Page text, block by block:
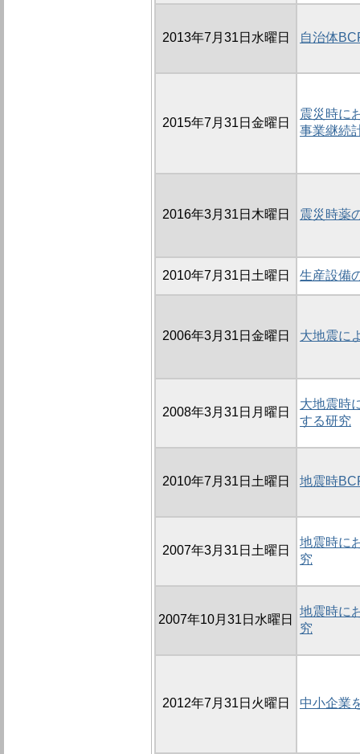
2013年7月31日水曜日 自治体
2015年7月31日金曜日
震災時に
事業継続
2016年3月31日木曜日 震災時薬
2010年7月31日土曜日 生産設備
2006年3月31日金曜日 大地震に
2008年3月31日月曜日
大地震時
する研究
2010年7月31日土曜日 地震時
2007年3月31日土曜日
地震時に
究
2007年10月31日水曜日
地震時に
究
2012年7月31日火曜日 中小企業